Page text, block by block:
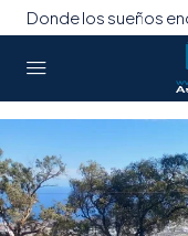
Donde los sueños